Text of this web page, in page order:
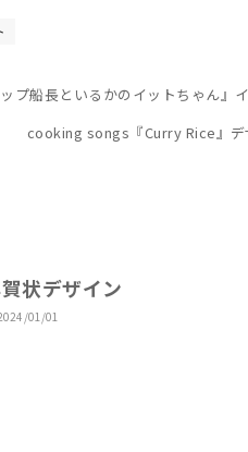
プ船長といるかのイットちゃん』
cooking songs『Curry Rice』デ
状デザイン
01/01